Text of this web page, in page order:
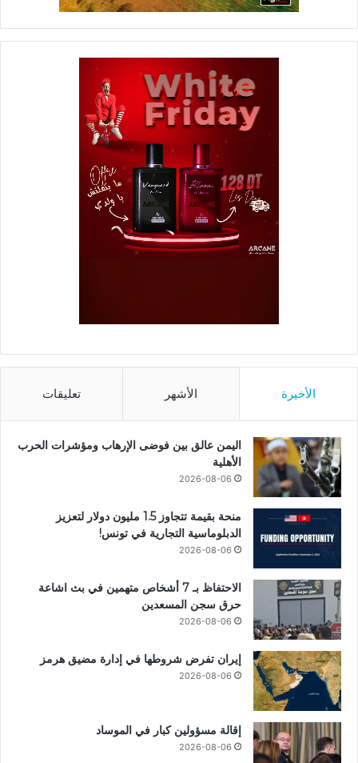
الأخيرة الأشهر تعليقات
اليمن عالق بين فوضى الإرهاب ومؤشرات الحرب
الأهلية
2026-08-06
منحة بقيمة تتجاوز 1.5 مليون دولار لتعزيز
الدبلوماسية التجارية في تونس!
2026-08-06
الاحتفاظ بـ 7 أشخاص متهمين في بث اشاعة
حرق سجن المسعدين
2026-08-06
إيران تفرض شروطها في إدارة مضيق هرمز
2026-08-06
إقالة مسؤولين كبار في الموساد
2026-08-06